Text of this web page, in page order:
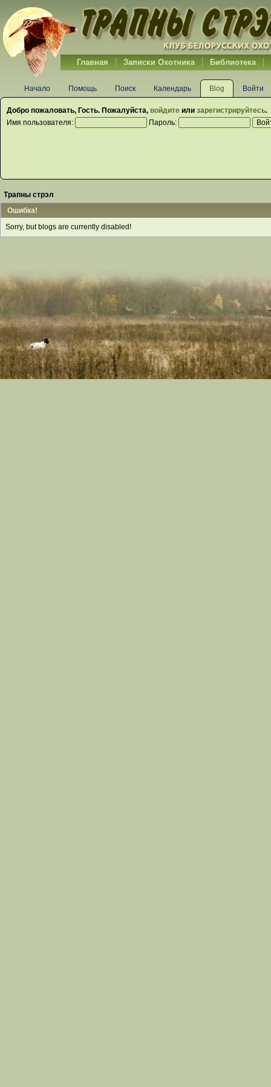
Главная Записки Охотника Библиотека
Начало Помощь Поиск Календарь Blog Войти
Добро пожаловать, Гость. Пожалуйста, войдите или зарегистрируйтесь.
Имя пользователя:
Пароль:
Трапны стрэл
Ошибка!
Sorry, but blogs are currently disabled!